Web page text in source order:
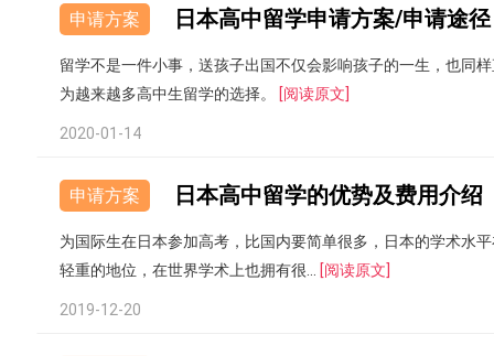
申请方案 日本高中留学申请方案/申请途径
留学不是一件小事，送孩子出国不仅会影响孩子的一生，也同
为越来越多高中生留学的选择。
[阅读原文]
2020-01-14
申请方案 日本高中留学的优势及费用介绍
为国际生在日本参加高考，比国内要简单很多，日本的学术水
轻重的地位，在世界学术上也拥有很...
[阅读原文]
2019-12-20